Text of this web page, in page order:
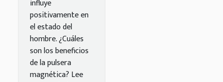
influye
positivamente en
el estado del
hombre. ¿Cuáles
son los beneficios
de la pulsera
magnética? Lee